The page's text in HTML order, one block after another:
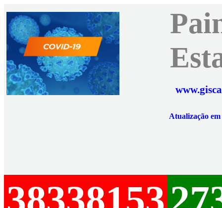
Atualização